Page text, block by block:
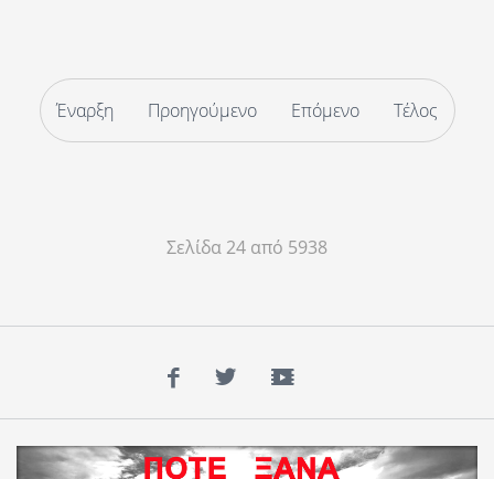
Έναρξη Προηγούμενο Επόμενο Τέλος
Σελίδα 24 από 5938
Facebook
TwitterYouTube